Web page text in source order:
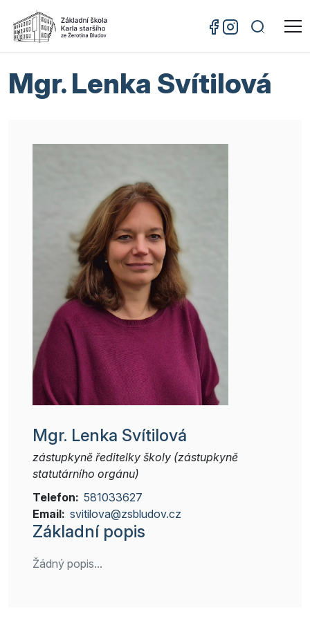
Mgr. Lenka Svítilová
Mgr. Lenka Svítilová
zástupkyně ředitelky školy (zástupkyně
statutárního orgánu)
Telefon: 581033627
Email: svitilova@zsbludov.cz
Základní popis
Žádný popis...